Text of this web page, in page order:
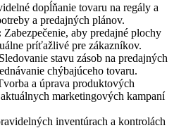
dopĺňanie tovaru na regály a
a predajných plánov.
Zabezpečenie, aby predajné plochy
príťažlivé pre zákazníkov.
Sledovanie stavu zásob na predajných
chýbajúceho tovaru.
a úprava produktových
marketingových kampaní
inventúrach a kontrolách